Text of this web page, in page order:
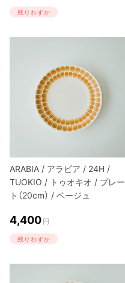
残りわずか
ARABIA / アラビア / 24H /
TUOKIO / トゥオキオ / プレー
ト（20cm） / ベージュ
4,400 円
残りわずか